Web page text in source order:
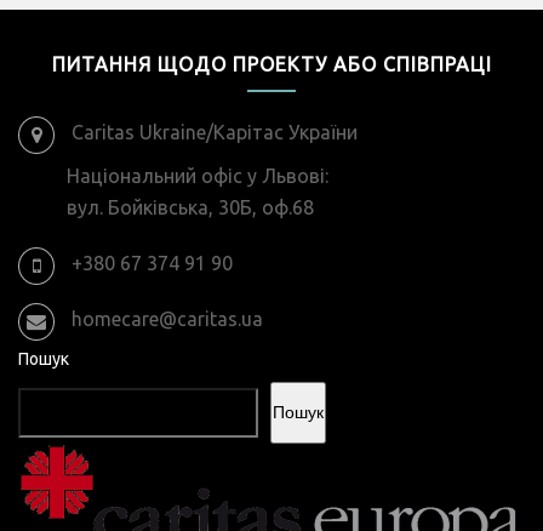
ПИТАННЯ ЩОДО ПРОЕКТУ АБО СПІВПРАЦІ
Caritas Ukraine/Карітас України
Національний офіс у Львові:
вул. Бойківська, 30Б, оф.68
+380 67 374 91 90
homecare@caritas.ua
Пошук
Пошук